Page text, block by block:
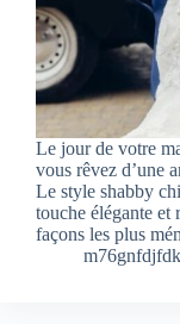
Le jour de votre
vous rêvez d’une
Le style shabby
touche élégante et
façons les plus